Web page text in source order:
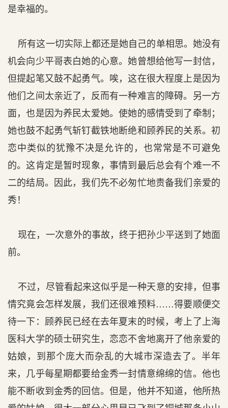
是幸福的。
所有这一切实际上都还是她自己的单相思。她没有
机会向少平哥表白她的心意。她曾想给他写一封信，
但提起笔又鼓不起勇气。唉，这在很大程度上是因为
他们之间太亲近了，反而有一种难言的障碍。另一方
面，也是因为养民太爱她。使她的感情受到了牵制；
她也鼓不起勇气斩钉截铁地断绝和顾养民的关系。初
恋中类似的犹豫不决是允许的，也常常是不可避免
的。这肯定是暂时现象，事情到最后总会有个难一不
二的结局。因此，我们先不必匆忙地责备我们亲爱的
秀！
现在，一次意外的事故，终于把孙少平送到了她面
前。
不过，尽管看起来这似乎是一种天意的安排，但事
情究竟会怎样发展，我们还很难预料……得要顺便交
待一下：顾养民已经在去年夏末的时候，考上了上海
医科大学的硕士研究生，恋恋不舍地离开了他亲爱的
姑娘，到那个庞大而杂乱的大城市深造去了。半年
来，几乎每星期都要给金秀一封情意绵绵的信。他也
能不断收到金秀的回信。但是，他并不知道，他所热